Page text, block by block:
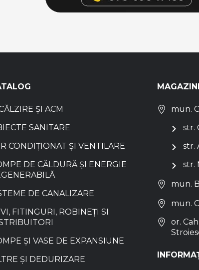
ȘI ACM
SANITARE
CONDIȚIONAT ȘI VENTILARE
DE CĂLDURĂ ȘI ENERGIE
DE CANALIZARE
FITINGURI, ROBINEȚI SI
ȘI VASE DE EXPANSIUNE
ȘI DEDURIZARE
mun.
str.
str.
str.
mun.
mun.
or.